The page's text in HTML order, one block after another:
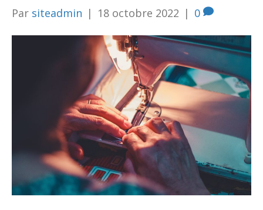
Par siteadmin | 18 octobre 2022 | 0